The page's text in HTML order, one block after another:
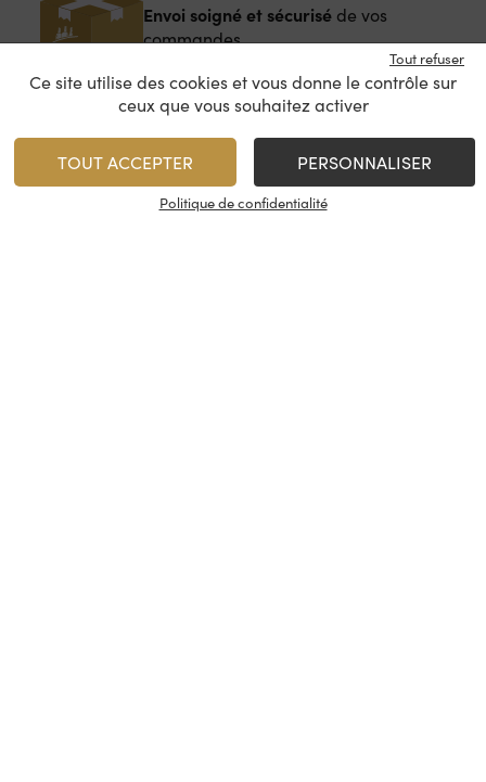
Envoi soigné et sécuriséde vos
commandes
A partir de
Délai 5 à 8 jours ouvrés
Ce site utilise des cookies et vous donne le contrôle sur
ceux que vous souhaitez activer
TOUT ACCEPTER
Tout refuser
PERSONNALISER
Politique de confidentialité